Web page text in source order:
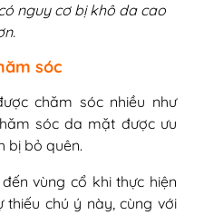
nguy cơ bị khô da cao
sóc
chăm sóc nhiều như
sóc da mặt được ưu
bị bỏ quên.
vùng cổ khi thực hiện
thiếu chú ý này, cùng với